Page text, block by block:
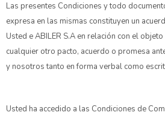
Las presentes Condiciones y todo
expresa en las mismas constituyen un
Usted e ABILER S.A en relación con el
cualquier otro pacto, acuerdo o promesa
y nosotros tanto en forma verbal como
Usted ha accedido a las Condiciones de